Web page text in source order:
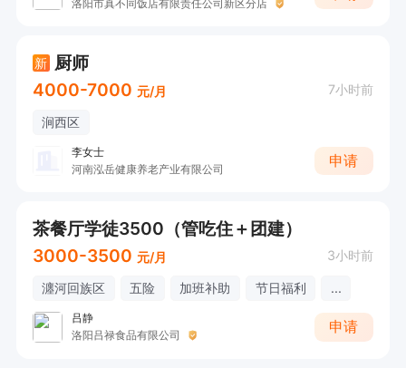
洛阳市真不同饭店有限责任公司新区分店
新 厨师
4000-7000 元/月 7小时前
涧西区
李女士
河南泓岳健康养老产业有限公司
申请
茶餐厅学徒3500（管吃住＋团建）
3000-3500 元/月 3小时前
瀍河回族区 五险 加班补助 节日福利 ...
吕静
洛阳吕禄食品有限公司
申请